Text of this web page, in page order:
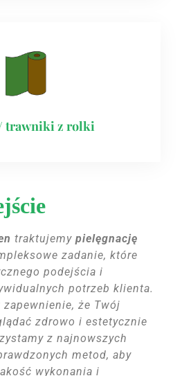
trawniki z rolki
traktujemypielęgnację
zadanie, które
podejścia i
potrzeb klienta.
że Twój
zdrowo i estetycznie
z najnowszych
metod, aby
wykonania i